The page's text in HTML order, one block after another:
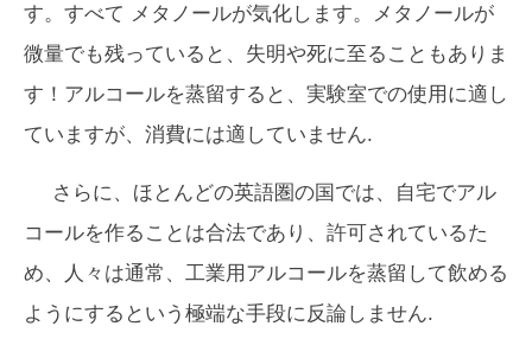
す。 すべて メタノールが気化します。メタノールが
微量でも残っていると、失明や死に至ることもありま
す！アルコールを蒸留すると、実験室での使用に適し
ていますが、消費には適していません.
さらに、ほとんどの英語圏の国では、自宅でアル
コールを作ることは合法であり、許可されているた
め、人々は通常、工業用アルコールを蒸留して飲める
ようにするという極端な手段に反論しません.